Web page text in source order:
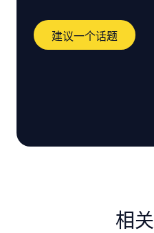
建议一个话题
相